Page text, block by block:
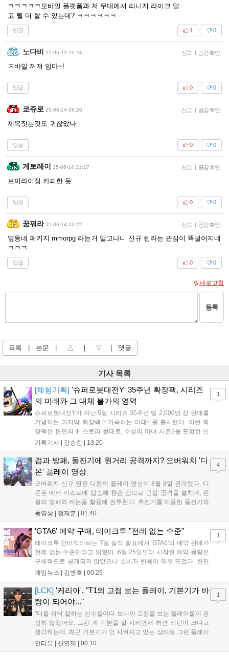
ㅋㅋㅋㅋㅋ모바일 플랫폼과 저 무대에서 리니지 라이크 말
고 뭘 더 할 수 있는데? ㅋㅋㅋㅋㅋㅋ
답글 0
1
노다비 25-06-13 23:24 신고 | 공감 확인
ㅈ바일 꺼져 임마~!
답글 0
0
쿄쥬로 25-06-14 06:26 신고 | 공감 확인
제목짓는것도 귀찮았나
답글 0
0
게토레이 25-06-14 21:17 신고 | 공감 확인
브이라이징 카피한 듯
답글 0
0
꿈꿔라 25-06-14 23:22 신고 | 공감 확인
옆동네 패키지 mmorpg 라는거 알고나니 신규 린라는 관심이 뚝떨어지네
ㅋㅋㅋ
답글 0
0
새로고침
등록
목록 본문 △ ▽ 댓글
기사 목록
[체험기획] '슈퍼로봇대전Y' 35주년 확장팩, 시리즈
의 미래와 그 대체 불가의 영역
슈퍼로봇대전Y가 지난 5일 시리즈 35주년 및 2,000만 장 판매를
기념하는 마지막 확장팩 ‘~가속하는 미래~’를 출시했다. 이번 확
장팩은 본편의 IF 스토리 형태로, 수성의 마녀 시즌2를 포함한 신
규 참전작과 크로스오버 합체기를 선보이며 작품을 완결 짓는다.
하는 몰입감 있는 서사와 조합을 구현하며 시리즈의 미래를 향한
새로운 가능성을 제시했다....
기획기사 | 강승진 13:20
1
검과 방패, 돌진기에 원거리 공격까지? 오버워치 '디
몬' 플레이 영상
오버워치 신규 영웅 디몬의 플레이 영상이 8월 8일 공개됐다. 디
몬은 메카 비스트에 탑승해 한손 검으로 근접 공격을 펼치며, 왼
팔의 방패와 캐논을 활용해 전투한다. 추진기를 이용한 돌진기와
참격 형태의 궁극기를 보유했고, 메카 파괴 시 맨몸으로 기관총을
산의 영웅들 업데이트를 통해 정식 출시될 예정이다....
동영상 | 정재훈 01:40
4
'GTA6' 예약 구매, 테이크투 "전례 없는 수준"
테이크투 인터랙티브는 7일 실적 발표에서 'GTA6'의 예약 판매가
전례 없는 수준이라고 밝혔다. 6월 25일부터 시작된 예약 물량은
구체적으로 공개되지 않았으나 소비자 반응이 매우 뜨겁다. 한편
11월 19일 PS5와 Xbox 시리즈 X|S로 정식 출시될 예정이며, 록
상 'Grand Theft Auto VI: An Extended Look'을 최초 공개할 계획
이다....
게임뉴스 | 김병호 00:26
1
[LCK] '케리아', "T1의 고점 보는 플레이, 기본기가 바
탕이 되어야..."
"다들 워낙 잘하는 선수들이다 보니까 고점을 보는 플레이들이 굉
장히 많았어요. 그런 게 기본을 잘 지키면서 하면 리턴이 크다고
생각하는데, 최근 기본기가 안 지켜지고 있는 상태로 그런 플레이
를 추구하다 보니까 팀적으로 안 좋은 사고가 계속 많이 났던 것
인터뷰 | 신연재 00:10
1